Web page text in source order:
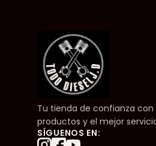
Tu tienda de confianza con
productos y el mejor
SÍGUENOS EN: